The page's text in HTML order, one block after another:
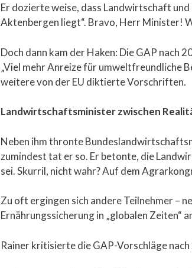
Er dozierte weise, dass Landwirtschaft
Aktenbergen liegt“. Bravo, Herr Minister!
Doch dann kam der Haken: Die GAP nach
„Viel mehr Anreize für umweltfreundliche
weitere von der EU diktierte Vorschriften.
Landwirtschaftsminister zwischen
Neben ihm thronte
zumindest tat er so. Er betonte, die
sei. Skurril, nicht wahr? Auf dem
Zu oft ergingen sich andere Teilnehmer –
Ernährungssicherung in „globalen Zeiten“
Rainer kritisierte die GAP-Vorschläge